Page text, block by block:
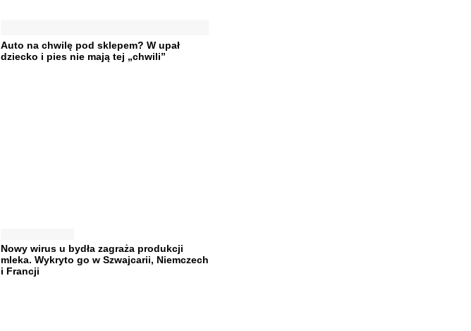
Auto na chwilę pod sklepem? W upał
dziecko i pies nie mają tej „chwili”
Nowy wirus u bydła zagraża produkcji
mleka. Wykryto go w Szwajcarii, Niemczech
i Francji